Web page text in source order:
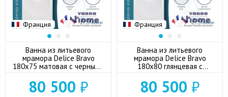
Франция
Ванна из литьевого
мрамора Delice Bravo
180x75 матовая с черными
80 500 ₽
Франция
Ванна из литьевого
мрамора Delice Bravo
180x80 глянцевая с
80 500 ₽